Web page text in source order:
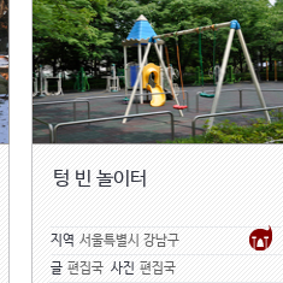
텅 빈 놀이터
지역 서울특별시 강남구
글 편집국 사진 편집국